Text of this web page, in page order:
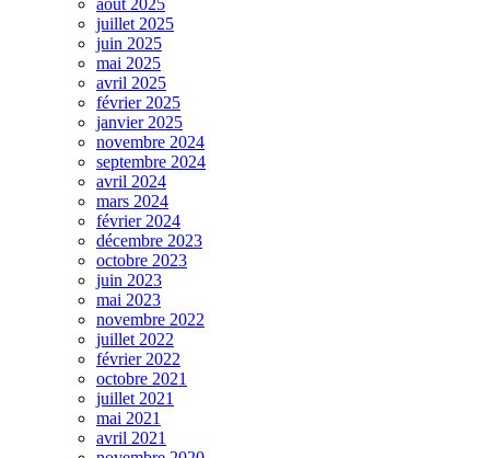
août 2025
juillet 2025
juin 2025
mai 2025
avril 2025
février 2025
janvier 2025
novembre 2024
septembre 2024
avril 2024
mars 2024
février 2024
décembre 2023
octobre 2023
juin 2023
mai 2023
novembre 2022
juillet 2022
février 2022
octobre 2021
juillet 2021
mai 2021
avril 2021